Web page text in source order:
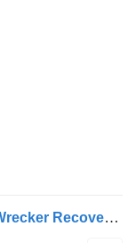
Foton Foton 4x2 Flatbed Tow Truck/Wrecker Recovery Truck